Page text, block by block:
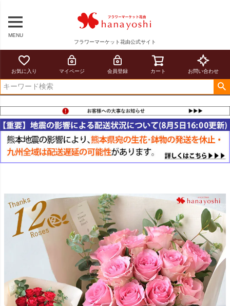
MENU
フラワーマーケット花由公式サイト
お気に入り マイページ 会員登録 カート お問い合わせ